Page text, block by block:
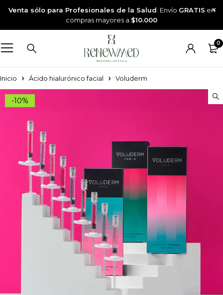
Venta sólo para Profesionales de la Salud . Envío GRATIS en
compras mayores a $10.000
0
Inicio Ácido hialurónico facial Voluderm
-10%